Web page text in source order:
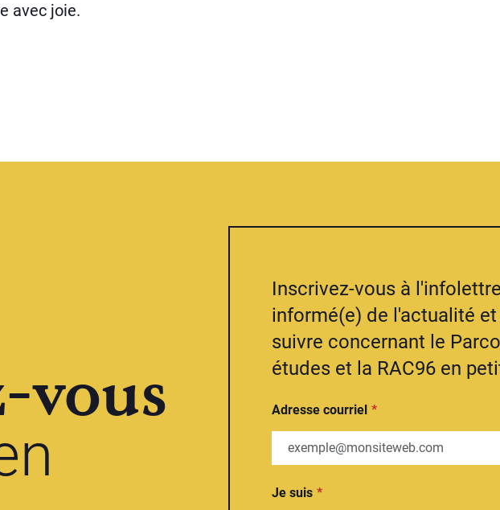
avec joie.
vous
Inscrivez-vous à
informé(e) de l'actualité
suivre concernant le
études et la RAC96 en
Adresse courriel
Je suis